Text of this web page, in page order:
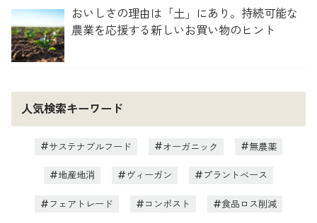
おいしさの理由は「土」にあり。持続可能な
農業を応援する新しいお買い物のヒント
人気検索キーワード
サステナブルフード オーガニック 無農薬
地産地消 ヴィーガン プラントベース
フェアトレード コンポスト 食品ロス削減